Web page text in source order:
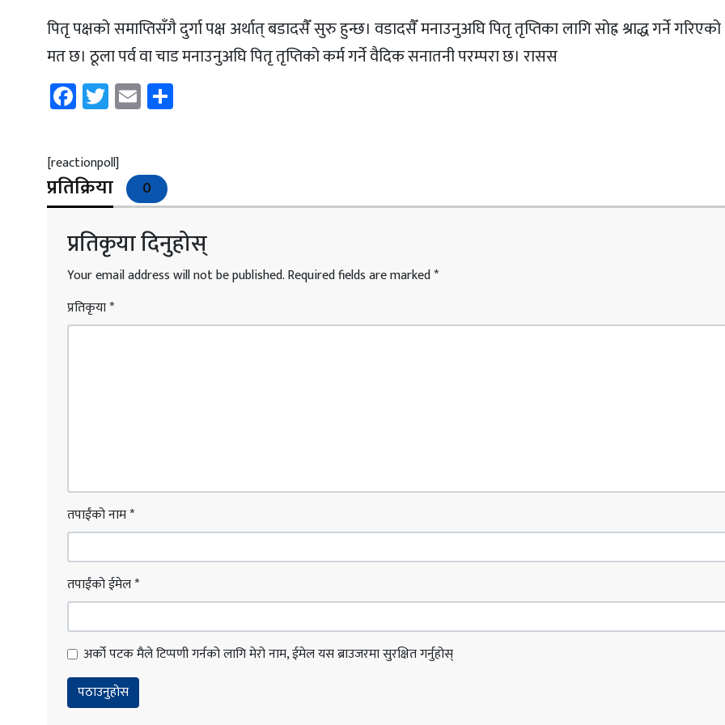
पितृ पक्षको समाप्तिसँगै दुर्गा पक्ष अर्थात् बडादसैँ सुरु हुन्छ। वडादसैँ मनाउनुअघि पितृ तृप्तिका लागि सोह्र श्राद्ध गर्ने गरिएको
मत छ। ठूला पर्व वा चाड मनाउनुअघि पितृ तृप्तिको कर्म गर्ने वैदिक सनातनी परम्परा छ। रासस
Facebook
Twitter
Email
[reactionpoll]
प्रतिक्रिया 0
प्रतिकृया दिनुहोस्
Your email address will not be published.Required fields are marked*
प्रतिकृया*
तपाईंको नाम*
तपाईंको ईमेल*
अर्को पटक मैले टिप्पणी गर्नको लागि मेरो नाम, ईमेल यस ब्राउजरमा सुरक्षित गर्नुहोस्